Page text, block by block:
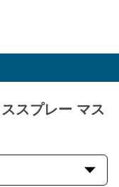
スプレー マス